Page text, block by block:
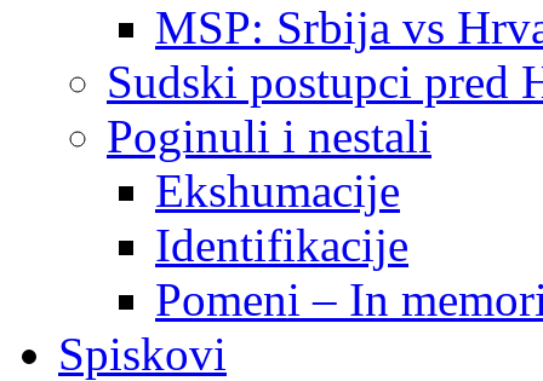
MSP: Srbija vs
Sudski postupci pred
Poginuli i nestali
Ekshumacije
Identifikacije
Pomeni – In
Spiskovi